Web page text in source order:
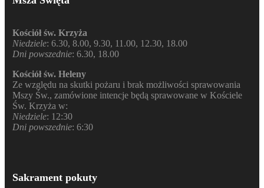
Kościół św. Krzyża
Niedziele: 6.30, 8.00, 9.30, 11.00, 12.30, 18.00
Dni powszednie: 6.30, 18.00
Kościół św. Heleny
Ze względu na skutki pożaru i brak możliwości sprawowania
Mszy Św., zamówione intencje będą sprawowane w Kościele
Św. Krzyża w:
Niedziele: 12:30
Dni powszednie: 6:30
Sakrament pokuty